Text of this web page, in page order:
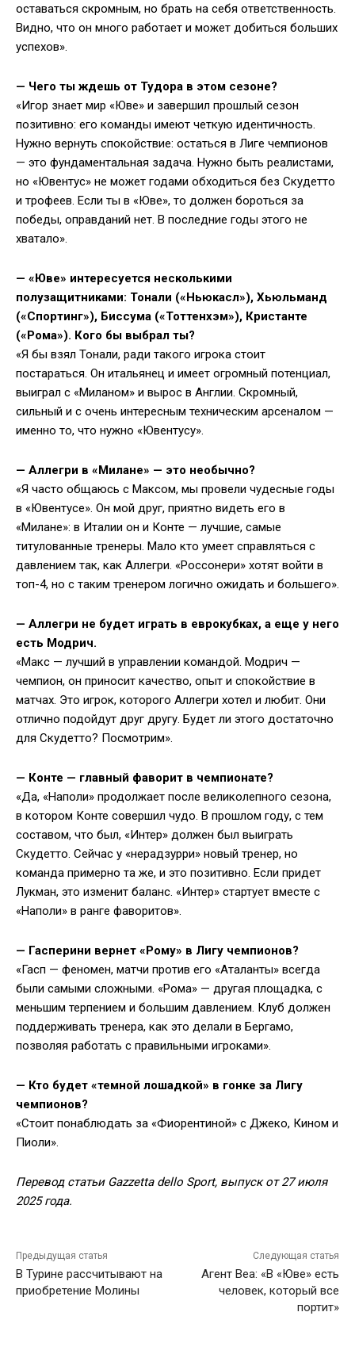
оставаться скромным, но брать на себя ответственность.
Видно, что он много работает и может добиться больших
успехов».
— Чего ты ждешь от Тудора в этом сезоне?
«Игор знает мир «Юве» и завершил прошлый сезон
позитивно: его команды имеют четкую идентичность.
Нужно вернуть спокойствие: остаться в Лиге чемпионов
— это фундаментальная задача. Нужно быть реалистами,
но «Ювентус» не может годами обходиться без Скудетто
и трофеев. Если ты в «Юве», то должен бороться за
победы, оправданий нет. В последние годы этого не
хватало».
— «Юве» интересуется несколькими
полузащитниками: Тонали («Ньюкасл»), Хьюльманд
(«Спортинг»), Биссума («Тоттенхэм»), Кристанте
(«Рома»). Кого бы выбрал ты?
«Я бы взял Тонали, ради такого игрока стоит
постараться. Он итальянец и имеет огромный потенциал,
выиграл с «Миланом» и вырос в Англии. Скромный,
сильный и с очень интересным техническим арсеналом —
именно то, что нужно «Ювентусу».
— Аллегри в «Милане» — это необычно?
«Я часто общаюсь с Максом, мы провели чудесные годы
в «Ювентусе». Он мой друг, приятно видеть его в
«Милане»: в Италии он и Конте — лучшие, самые
титулованные тренеры. Мало кто умеет справляться с
давлением так, как Аллегри. «Россонери» хотят войти в
топ-4, но с таким тренером логично ожидать и большего».
— Аллегри не будет играть в еврокубках, а еще у него
есть Модрич.
«Макс — лучший в управлении командой. Модрич —
чемпион, он приносит качество, опыт и спокойствие в
матчах. Это игрок, которого Аллегри хотел и любит. Они
отлично подойдут друг другу. Будет ли этого достаточно
для Скудетто? Посмотрим».
— Конте — главный фаворит в чемпионате?
«Да, «Наполи» продолжает после великолепного сезона,
в котором Конте совершил чудо. В прошлом году, с тем
составом, что был, «Интер» должен был выиграть
Скудетто. Сейчас у «нерадзурри» новый тренер, но
команда примерно та же, и это позитивно. Если придет
Лукман, это изменит баланс. «Интер» стартует вместе с
«Наполи» в ранге фаворитов».
— Гасперини вернет «Рому» в Лигу чемпионов?
«Гасп — феномен, матчи против его «Аталанты» всегда
были самыми сложными. «Рома» — другая площадка, с
меньшим терпением и большим давлением. Клуб должен
поддерживать тренера, как это делали в Бергамо,
позволяя работать с правильными игроками».
— Кто будет «темной лошадкой» в гонке за Лигу
чемпионов?
«Стоит понаблюдать за «Фиорентиной» с Джеко, Кином и
Пиоли».
Перевод статьи Gazzetta dello Sport, выпуск от 27 июля
2025 года.
Предыдущая статья
В Турине рассчитывают на
приобретение Молины
Следующая статья
Агент Веа: «В «Юве» есть
человек, который все
портит»